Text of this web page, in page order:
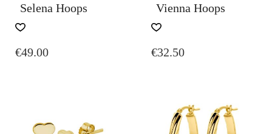
Selena Hoops
€49.00
Vienna Hoops
€32.50